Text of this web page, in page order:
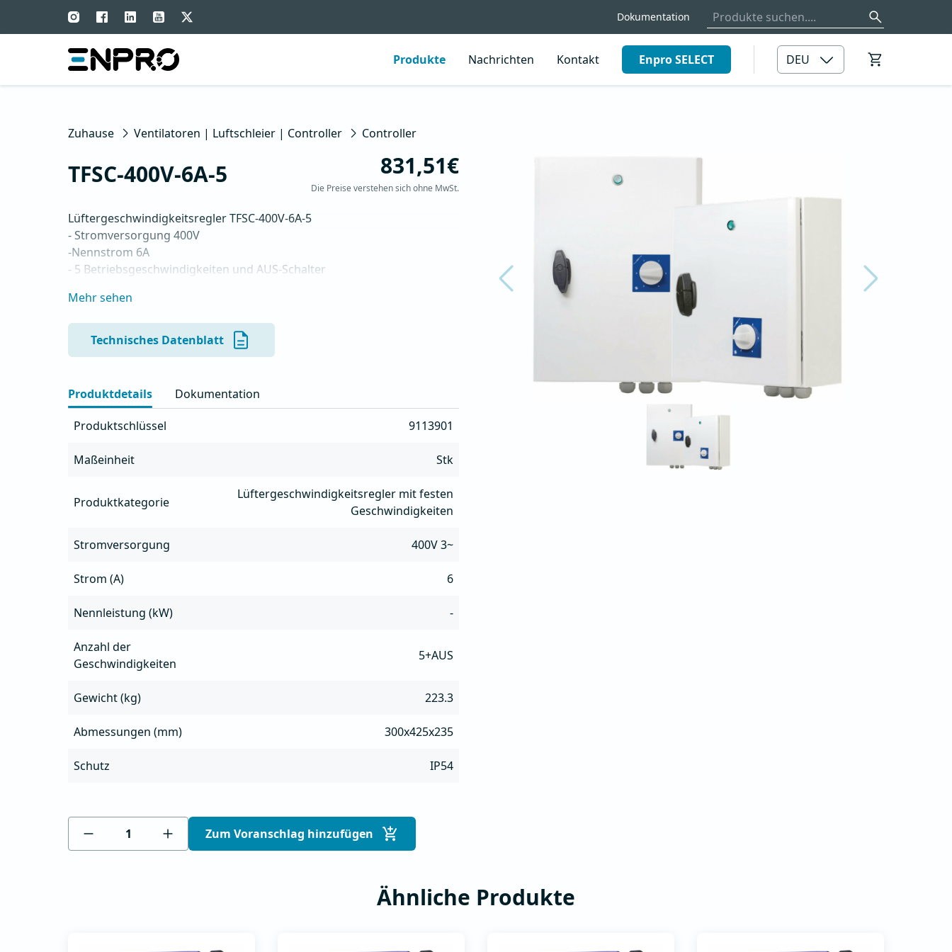
Dokumentation
Produkte Nachrichten Kontakt Enpro SELECT DEU
Zuhause Ventilatoren | Luftschleier | Controller Controller
TFSC-400V-6A-5 831,51€
Die Preise verstehen sich ohne MwSt.
Lüftergeschwindigkeitsregler TFSC-400V-6A-5
- Stromversorgung 400V
-Nennstrom 6A
- 5 Betriebsgeschwindigkeiten und AUS-Schalter
- Für Lüfter vorgesehen, die spannungsgesteuert werden können
- Die Lüftergeschwindigkeit wird durch Änderung der Motorspannung
reguliert
- Perfekte sinusförmige Ausgangsspannung
Mehr sehen
Technisches Datenblatt
Produktdetails Dokumentation
Produktschlüssel 9113901
Maßeinheit Stk
Produktkategorie
Lüftergeschwindigkeitsregler mit festen
Geschwindigkeiten
Stromversorgung 400V 3~
Strom (A) 6
Nennleistung (kW) -
Anzahl der
Geschwindigkeiten
5+AUS
Gewicht (kg) 223.3
Abmessungen (mm) 300x425x235
Schutz IP54
Zum Voranschlag hinzufügen
Ähnliche Produkte